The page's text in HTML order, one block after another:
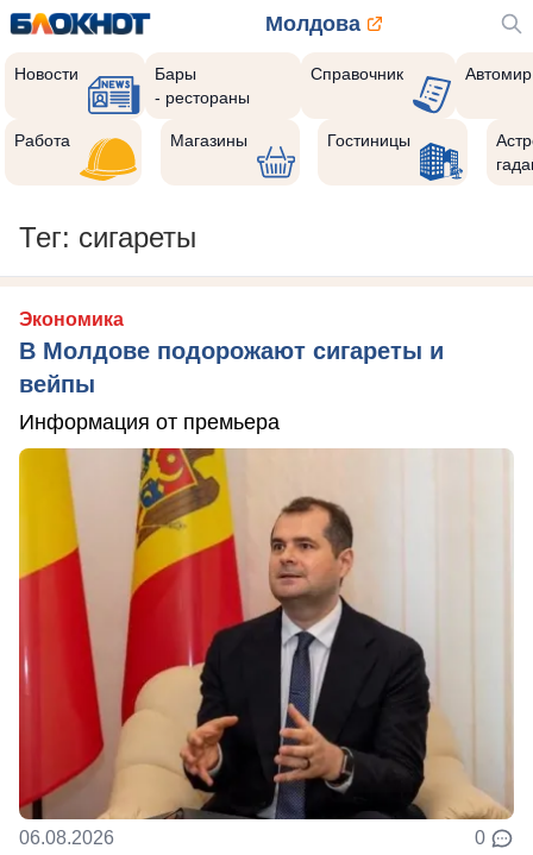
Молдова
Новости
Бары
- рестораны
Справочник Автомир
Работа Магазины Гостиницы
Тег: сигареты
Экономика
В Молдове подорожают сигареты и
вейпы
Информация от премьера
06.08.2026 0